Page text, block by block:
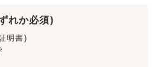
れか必須)
明書)